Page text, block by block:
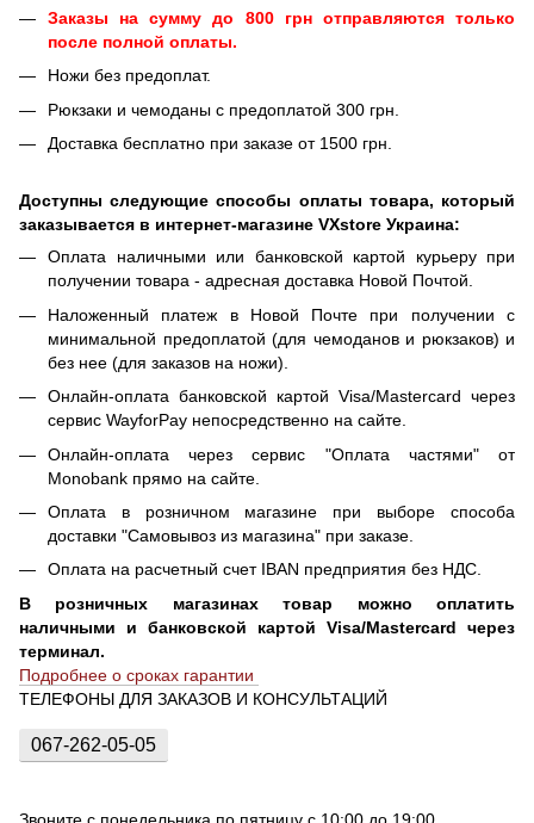
Заказы на сумму до 800 грн отправляются только
после полной оплаты.
Ножи без предоплат.
Рюкзаки и чемоданы с предоплатой 300 грн.
Доставка бесплатно при заказе от 1500 грн.
Доступны следующие способы оплаты товара, который
заказывается в интернет-магазине VXstore Украина:
Оплата наличными или банковской картой курьеру при
получении товара - адресная доставка Новой Почтой.
Наложенный платеж в Новой Почте при получении с
минимальной предоплатой (для чемоданов и рюкзаков) и
без нее (для заказов на ножи).
Онлайн-оплата банковской картой Visa/Mastercard через
сервис WayforPay непосредственно на сайте.
Онлайн-оплата через сервис "Оплата частями" от
Monobank прямо на сайте.
Оплата в розничном магазине при выборе способа
доставки "Самовывоз из магазина" при заказе.
Оплата на расчетный счет IBAN предприятия без НДС.
В розничных магазинах товар можно оплатить
наличными и банковской картой Visa/Mastercard через
терминал.
Подробнее о сроках гарантии
ТЕЛЕФОНЫ ДЛЯ ЗАКАЗОВ И КОНСУЛЬТАЦИЙ
067-262-05-05
Звоните с понедельника по пятницу с 10:00 до 19:00